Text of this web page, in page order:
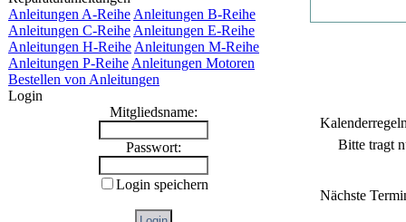
Anleitungen A-Reihe Anleitungen B-Reihe
Anleitungen C-Reihe Anleitungen E-Reihe
Anleitungen H-Reihe Anleitungen M-Reihe
Anleitungen P-Reihe Anleitungen Motoren
Bestellen von Anleitungen
Login
Mitgliedsname:
Passwort:
Login speichern
Bitte tragt
Nächste